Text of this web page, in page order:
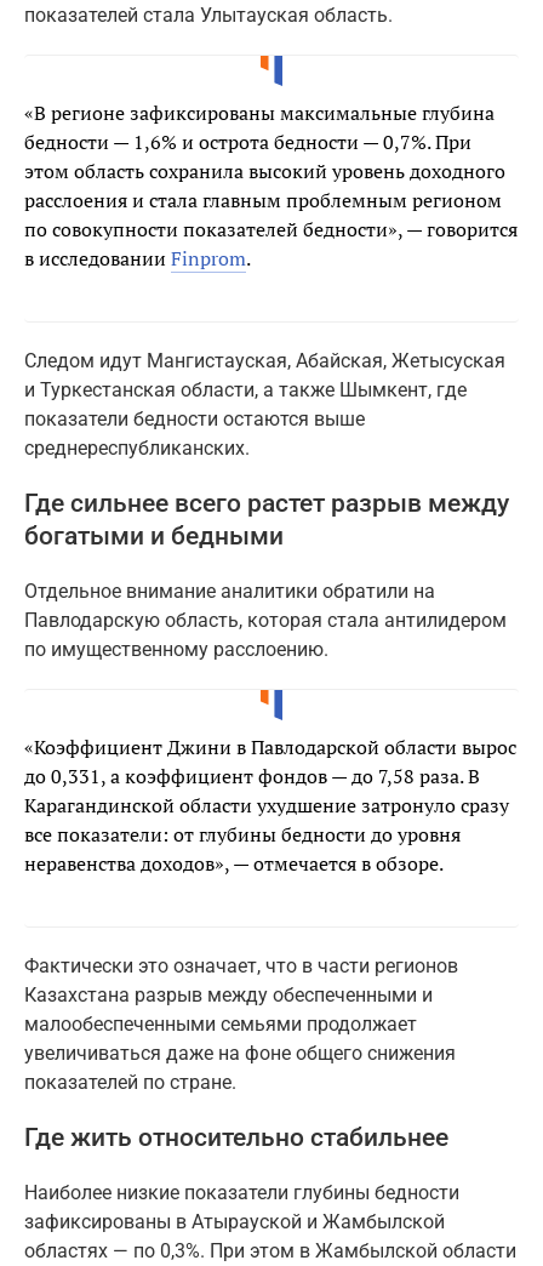
показателей стала Улытауская область.
«В регионе зафиксированы максимальные глубина
бедности — 1,6% и острота бедности — 0,7%. При
этом область сохранила высокий уровень доходного
расслоения и стала главным проблемным регионом
по совокупности показателей бедности», — говорится
в исследовании Finprom.
Следом идут Мангистауская, Абайская, Жетысуская
и Туркестанская области, а также Шымкент, где
показатели бедности остаются выше
среднереспубликанских.
Где сильнее всего растет разрыв между
богатыми и бедными
Отдельное внимание аналитики обратили на
Павлодарскую область, которая стала антилидером
по имущественному расслоению.
«Коэффициент Джини в Павлодарской области вырос
до 0,331, а коэффициент фондов — до 7,58 раза. В
Карагандинской области ухудшение затронуло сразу
все показатели: от глубины бедности до уровня
неравенства доходов», — отмечается в обзоре.
Фактически это означает, что в части регионов
Казахстана разрыв между обеспеченными и
малообеспеченными семьями продолжает
увеличиваться даже на фоне общего снижения
показателей по стране.
Где жить относительно стабильнее
Наиболее низкие показатели глубины бедности
зафиксированы в Атырауской и Жамбылской
областях — по 0,3%. При этом в Жамбылской области